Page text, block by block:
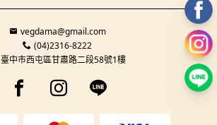
vegdama@gmail.com
(04)2316-8222
臺中市西屯區甘肅路二段58號1樓
Facebook page
Instagram page
Line page